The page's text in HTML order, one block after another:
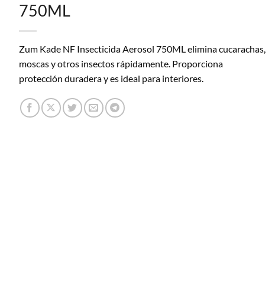
750ML
Zum Kade NF Insecticida Aerosol 750ML elimina cucarachas,
moscas y otros insectos rápidamente. Proporciona
protección duradera y es ideal para interiores.